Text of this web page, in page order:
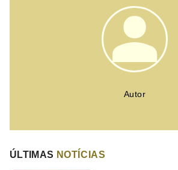
Autor
ÚLTIMAS NOTÍCIAS